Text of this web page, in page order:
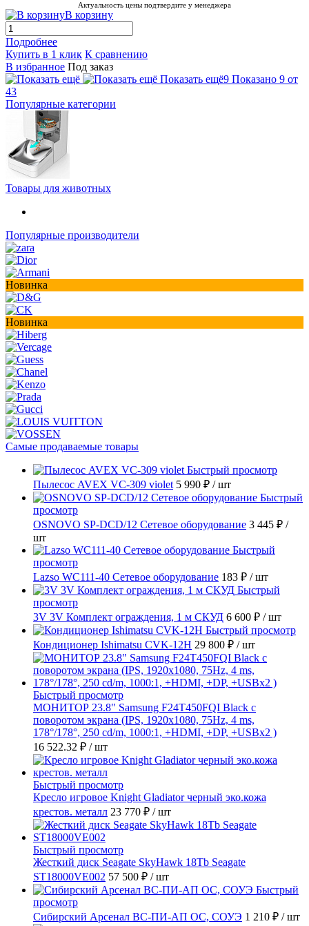
Актуальность цены подтвердите у менеджера
В корзину
Подробнее
Купить в 1 клик К сравнению
В избранное Под заказ
Показать ещё9 Показано 9 от
43
Популярные категории
Товары для животных
Популярные производители
Новинка
Новинка
Самые продаваемые товары
Быстрый просмотр
Пылесос AVEX VC-309 violet 5 990 ₽ / шт
Быстрый
просмотр
OSNOVO SP-DCD/12 Сетевое оборудование 3 445 ₽ /
шт
Быстрый
просмотр
Lazso WC111-40 Сетевое оборудование 183 ₽ / шт
Быстрый
просмотр
3V 3V Комплект ограждения, 1 м СКУД 6 600 ₽ / шт
Быстрый просмотр
Кондиционер Ishimatsu CVK-12H 29 800 ₽ / шт
Быстрый просмотр
МОНИТОР 23.8" Samsung F24T450FQI Black с
поворотом экрана (IPS, 1920x1080, 75Hz, 4 ms,
178°/178°, 250 cd/m, 1000:1, +HDMI, +DP, +USBx2 )
16 522.32 ₽ / шт
Быстрый просмотр
Кресло игровое Knight Gladiator черный эко.кожа
крестов. металл 23 770 ₽ / шт
Быстрый просмотр
Жесткий диск Seagate SkyHawk 18Tb Seagate
ST18000VE002 57 500 ₽ / шт
Быстрый
просмотр
Сибирский Арсенал ВС-ПИ-АП ОС, СОУЭ 1 210 ₽ / шт